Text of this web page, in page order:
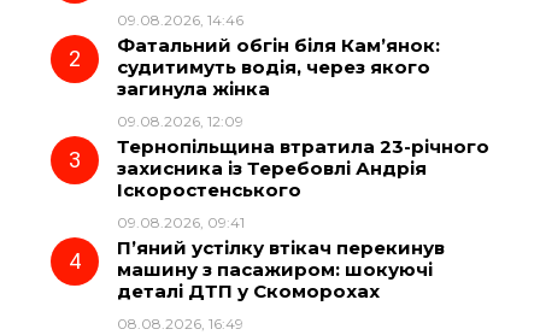
o
o
g
r
a p
09.08.2026, 14:46
Фатальний обгін біля Кам’янок:
судитимуть водія, через якого
загинула жінка
09.08.2026, 12:09
Тернопільщина втратила 23-річного
захисника із Теребовлі Андрія
Іскоростенського
09.08.2026, 09:41
П’яний устілку втікач перекинув
машину з пасажиром: шокуючі
деталі ДТП у Скоморохах
08.08.2026, 16:49